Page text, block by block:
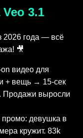
3.1
2026 года — всё
🎥
видео для
+ вещь → 15-сек
Продажи выросли
девушка в
кружит. 83k